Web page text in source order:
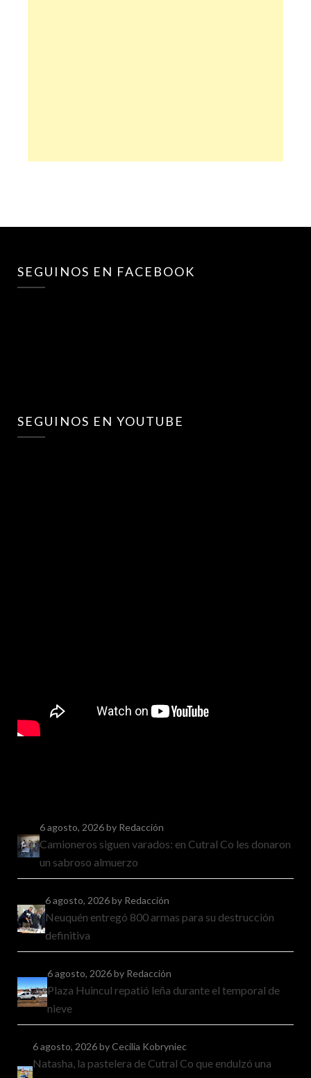
SEGUINOS EN FACEBOOK
SEGUINOS EN YOUTUBE
6 agosto, 2026by Redacción
Camioneros siguen varados: en Cutral Co les donaron
un sabroso almuerzo
6 agosto, 2026by Redacción
Neuquén entregó 800 armas para su destrucción
definitiva
6 agosto, 2026by Redacción
Plaza Huincul repatió leña durante el temporal de
nieve
6 agosto, 2026by Cecilia Kobryniec
Natasha, la pastelera de Cutral Co que endulzó una